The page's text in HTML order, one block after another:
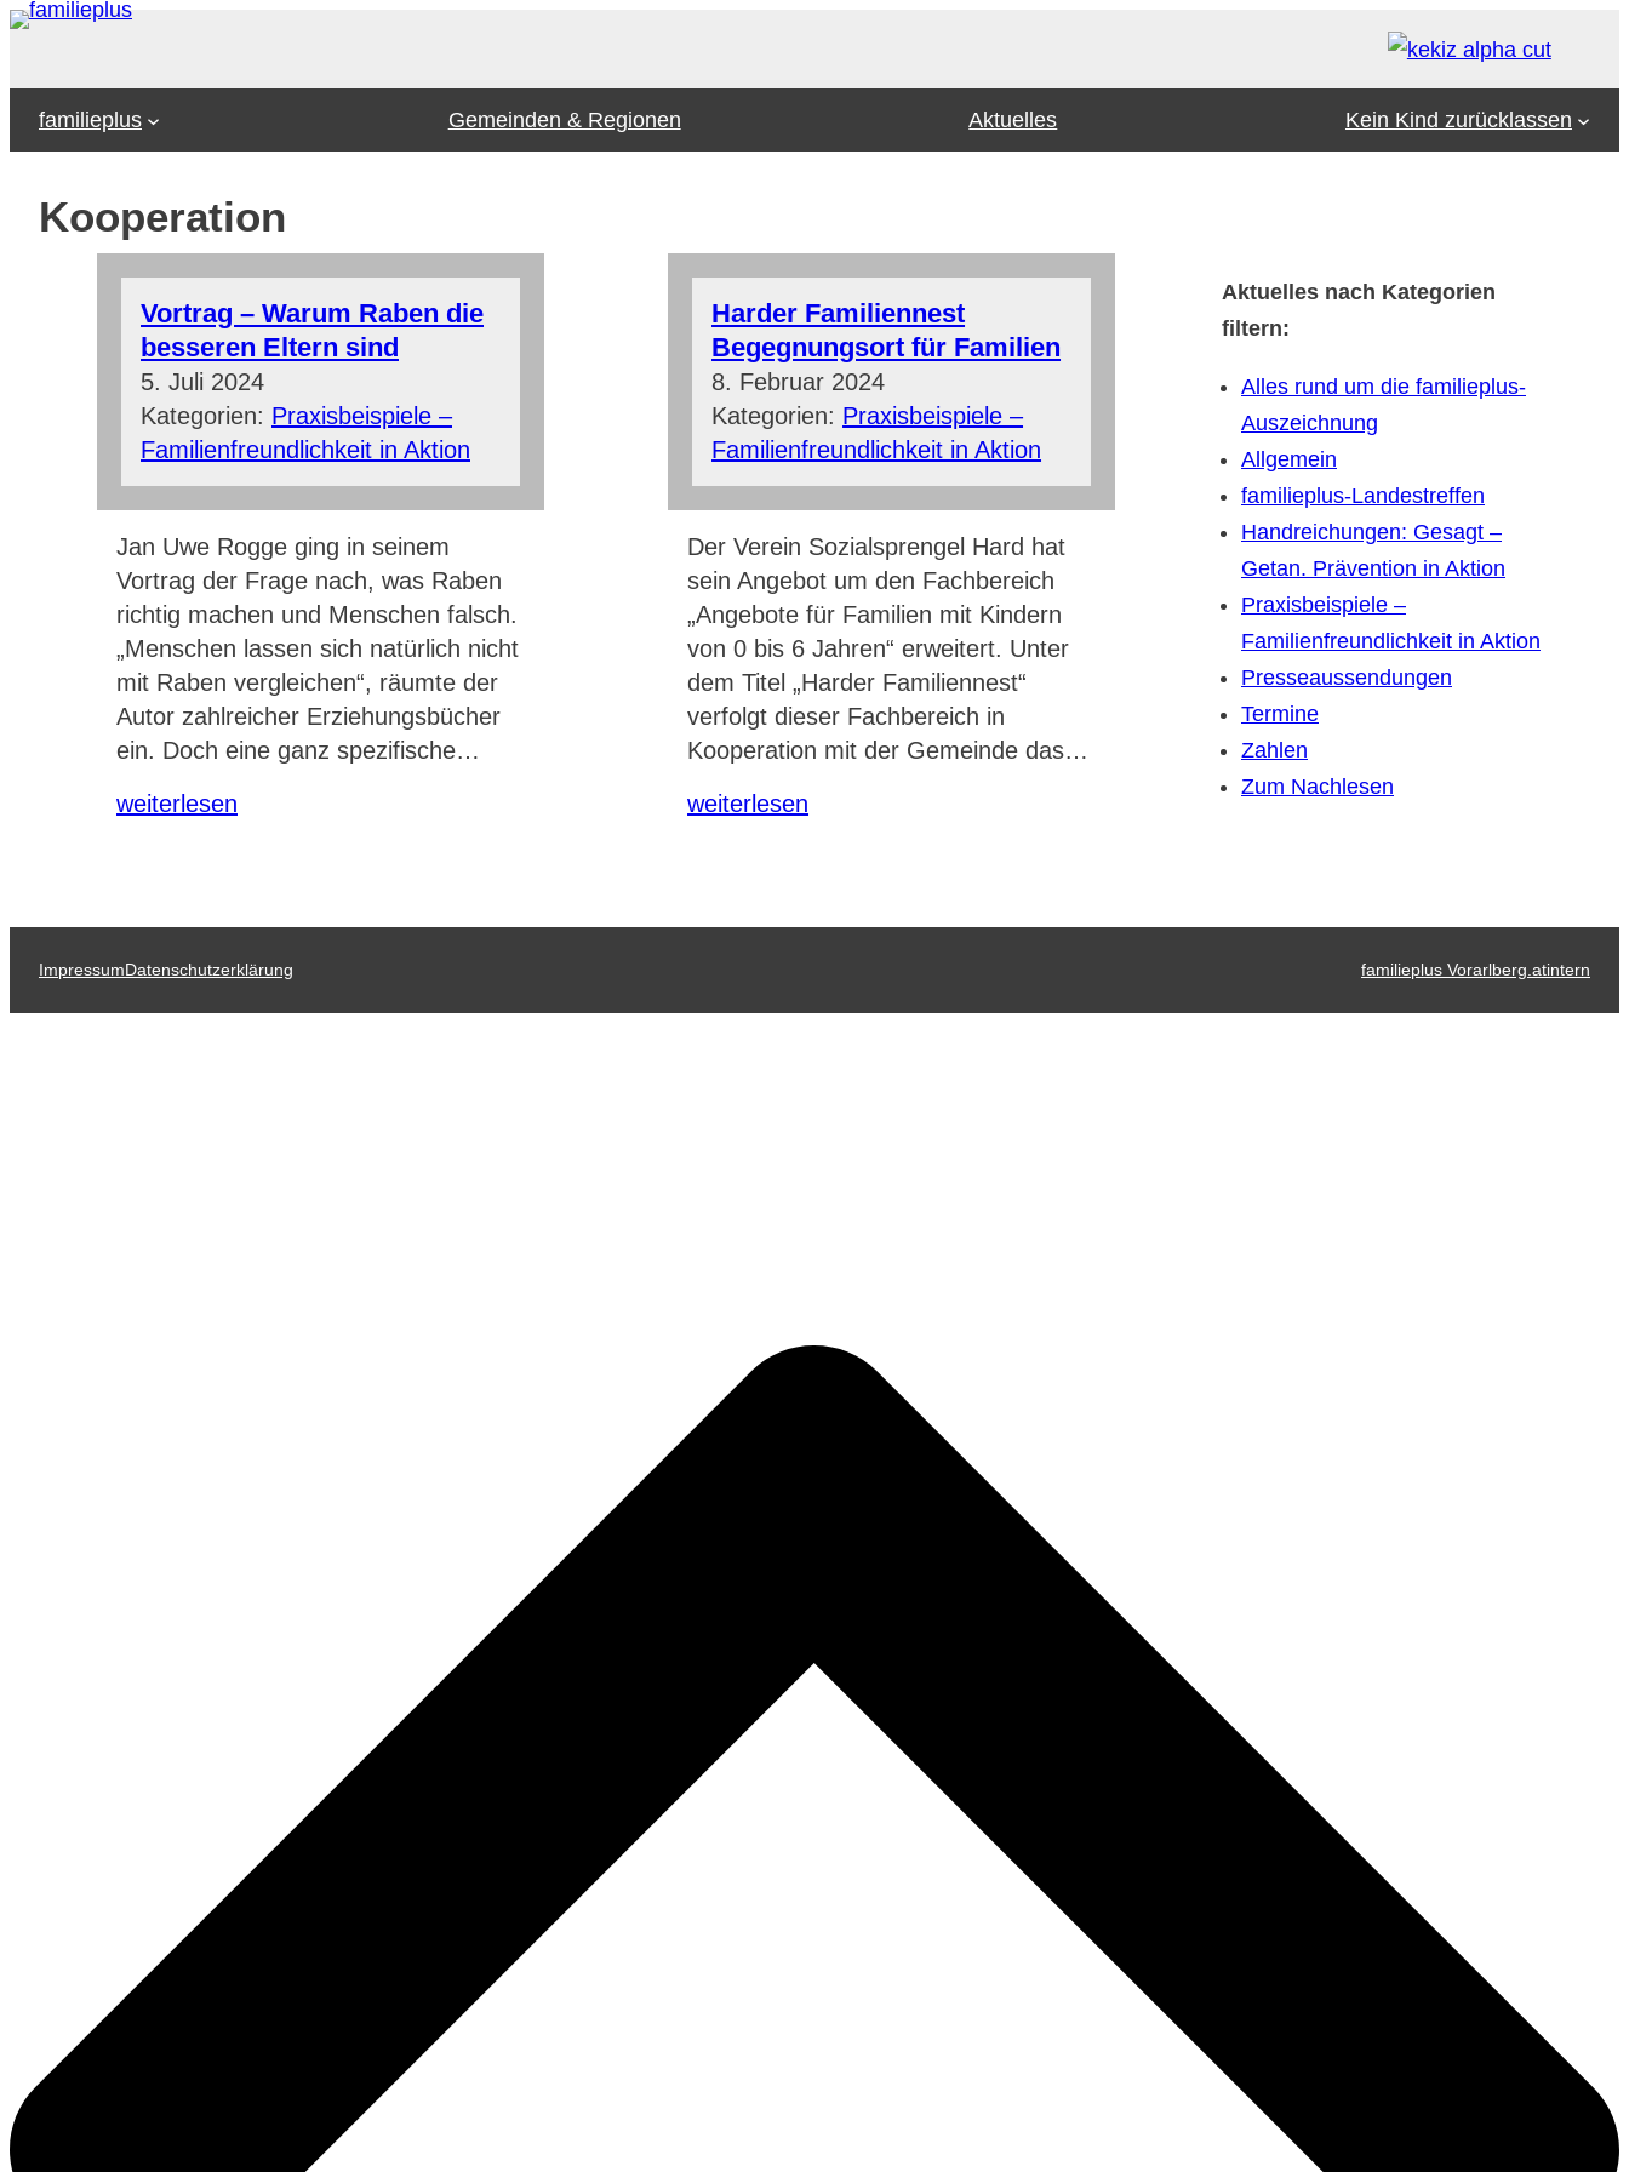
Zum
familieplus
Gemeinden & Regionen Aktuelles Kein Kind zurücklassen
Kooperation
Vortrag – Warum Raben die
besseren Eltern sind
5. Juli 2024
Kategorien: Praxisbeispiele –
Familienfreundlichkeit in Aktion
Jan Uwe Rogge ging in seinem
Vortrag der Frage nach, was Raben
richtig machen und Menschen falsch.
„Menschen lassen sich natürlich nicht
mit Raben vergleichen“, räumte der
Autor zahlreicher Erziehungsbücher
ein. Doch eine ganz spezifische…
weiterlesen
Harder Familiennest
Begegnungsort für Familien
8. Februar 2024
Kategorien: Praxisbeispiele –
Familienfreundlichkeit in Aktion
Der Verein Sozialsprengel Hard hat
sein Angebot um den Fachbereich
„Angebote für Familien mit Kindern
von 0 bis 6 Jahren“ erweitert. Unter
dem Titel „Harder Familiennest“
verfolgt dieser Fachbereich in
Kooperation mit der Gemeinde das…
weiterlesen
Aktuelles nach Kategorien
filtern:
Alles rund um die familieplus-
Auszeichnung
Allgemein
familieplus-Landestreffen
Handreichungen: Gesagt –
Getan. Prävention in Aktion
Praxisbeispiele –
Familienfreundlichkeit in Aktion
Presseaussendungen
Termine
Zahlen
Zum Nachlesen
ImpressumDatenschutzerklärung familieplus Vorarlberg.atintern